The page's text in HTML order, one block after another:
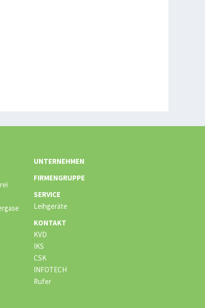
UNTERNEHMEN
FIRMENGRUPPE
SERVICE
Leihgeräte
KONTAKT
KVD
IKS
CSK
INFOTECH
Rufer